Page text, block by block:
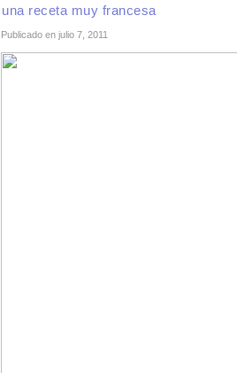
una receta muy francesa
Publicado en julio 7, 2011